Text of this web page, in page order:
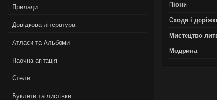
Прилади
Довідкова література
Атласи та Альбоми
Наочна агітація
Стели
Буклети та листівки
Піони
Сходи і
Мистецтво
Модрина